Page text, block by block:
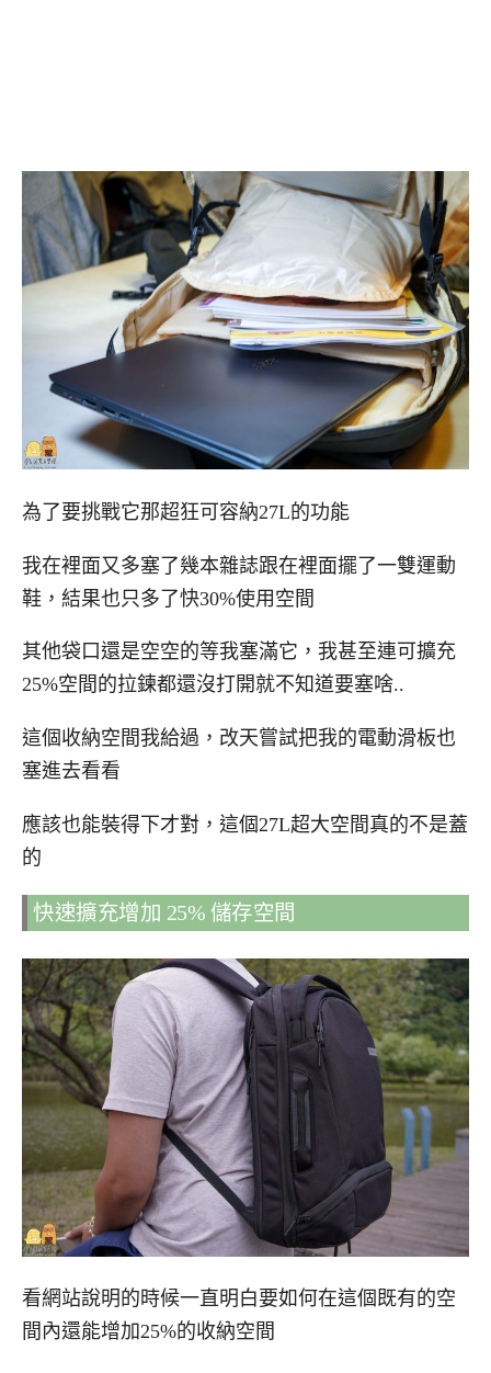
為了要挑戰它那超狂可容納27L的功能
我在裡面又多塞了幾本雜誌跟在裡面擺了一雙運動
鞋，結果也只多了快30%使用空間
其他袋口還是空空的等我塞滿它，我甚至連可擴充
25%空間的拉鍊都還沒打開就不知道要塞啥..
這個收納空間我給過，改天嘗試把我的電動滑板也
塞進去看看
應該也能裝得下才對，這個27L超大空間真的不是蓋
的
快速擴充增加 25% 儲存空間
看網站說明的時候一直明白要如何在這個既有的空
間內還能增加25%的收納空間